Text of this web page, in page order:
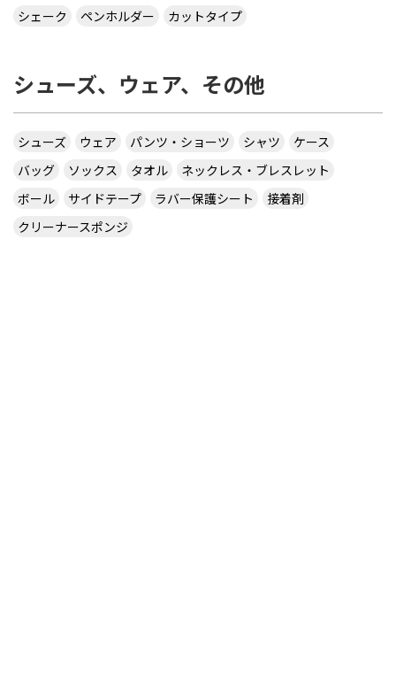
シェーク
ペンホルダー カットタイプ
シューズ、ウェア、その他
シューズ ウェア パンツ・ショーツ シャツ
ケース
バッグ
ソックス タオル
ネックレス・ブレスレット
ボール
サイドテープ ラバー保護シート
接着剤
クリーナースポンジ